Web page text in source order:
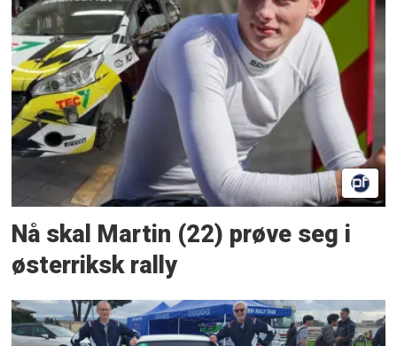
Nå skal Martin (22) prøve seg i
østerriksk rally